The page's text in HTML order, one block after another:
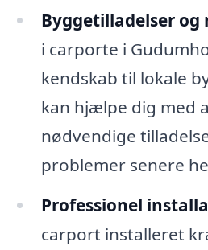
Byggetilladelser og
i carporte i
kendskab til lokale
kan hjælpe dig med
nødvendige
problemer senere
Professionel
carport installeret